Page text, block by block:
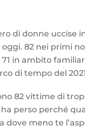
di donne uccise
82 nei primi
71 in ambito
di tempo del
82 vittime di
perso perché
dove meno te